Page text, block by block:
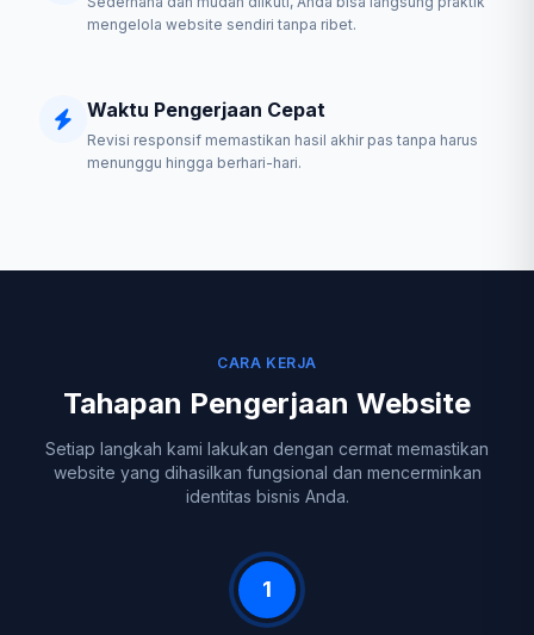
mengelola website sendiri tanpa ribet.
Waktu Pengerjaan Cepat
Revisi responsif memastikan hasil akhir pas tanpa harus
menunggu hingga berhari-hari.
CARA KERJA
Tahapan Pengerjaan Website
Setiap langkah kami lakukan dengan cermat memastikan
website yang dihasilkan fungsional dan mencerminkan
identitas bisnis Anda.
1